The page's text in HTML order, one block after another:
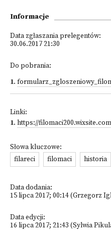
Informacje
Data zgłaszania prelegentów:
30.06.2017 21:30
Do pobrania:
1.
Linki:
1. https://
Słowa kluczowe:
filareci
filomaci historia
Data dodania:
15 lipca 2017; 00:14 (Grzegorz
Data edycji:
16 lipca 2017; 21:43 (Sylwia